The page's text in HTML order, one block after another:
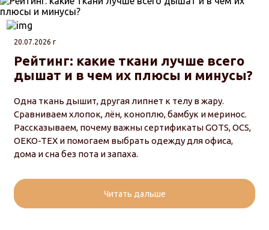
20.07.2026 г
Рейтинг: какие ткани лучше всего
дышат и в чем их плюсы и минусы?
Одна ткань дышит, другая липнет к телу в жару.
Сравниваем хлопок, лён, коноплю, бамбук и меринос.
Рассказываем, почему важны сертификаты GOTS, OCS,
OEKO-TEX и помогаем выбрать одежду для офиса,
дома и сна без пота и запаха.
Читать дальше